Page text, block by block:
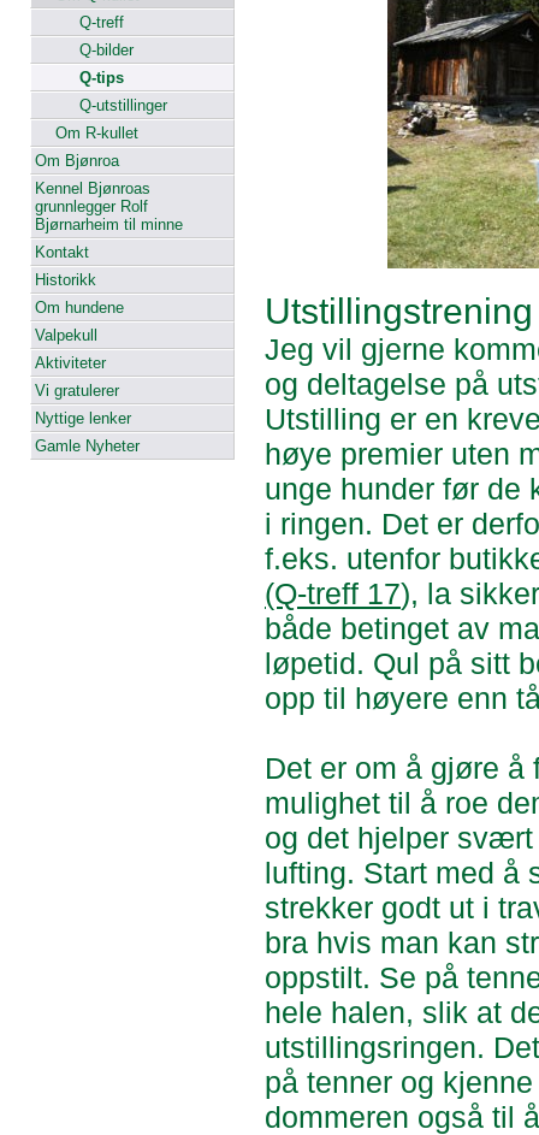
Q-treff
Q-bilder
Q-tips
Q-utstillinger
Om R-kullet
Om Bjønroa
Kennel Bjønroas
grunnlegger Rolf
Bjørnarheim til minne
Kontakt
Historikk
Om hundene
Valpekull
Aktiviteter
Vi gratulerer
Nyttige lenker
Gamle Nyheter
Utstillingstrening
Jeg vil gjerne
og deltagelse på
Utstilling er en
høye premier uten
unge hunder før de
i ringen. Det er
f.eks. utenfor
(Q-treff 17), la
både betinget av
løpetid. Qul på sitt
opp til høyere enn
Det er om å gjøre
mulighet til å roe
og det hjelper svært
lufting. Start med å
strekker godt ut i
bra hvis man kan
oppstilt. Se på
hele halen, slik at
utstillingsringen.
på tenner og
dommeren også til